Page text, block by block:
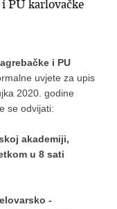
PU karlovačke
i PU
uvjete za upis
2020. godine
se odvijati:
akademiji,
u 8 sati
-